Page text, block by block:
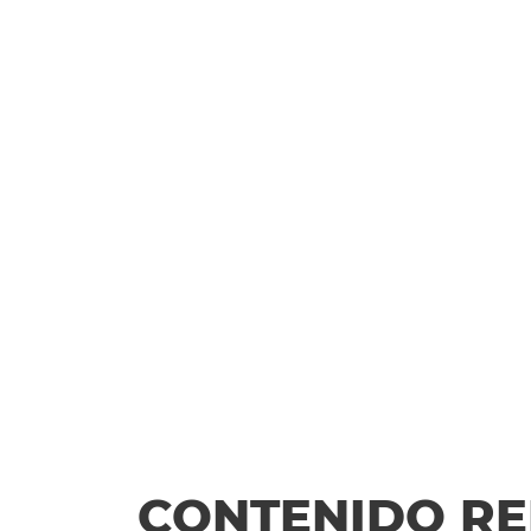
CONTENIDO